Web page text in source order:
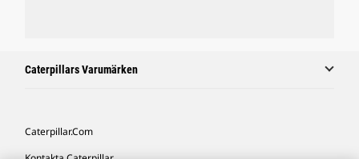
Caterpillars Varumärken
Caterpillar.com